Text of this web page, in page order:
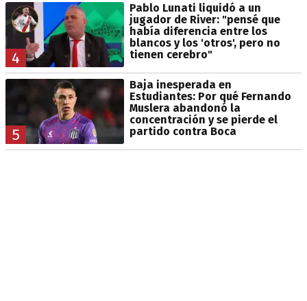
4
Pablo Lunati liquidó a un
jugador de River: "pensé que
había diferencia entre los
blancos y los 'otros', pero no
tienen cerebro"
5
Baja inesperada en
Estudiantes: Por qué Fernando
Muslera abandonó la
concentración y se pierde el
partido contra Boca